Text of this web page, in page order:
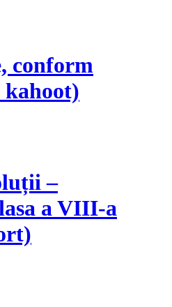
conform
kahoot)
–
a VIII-a